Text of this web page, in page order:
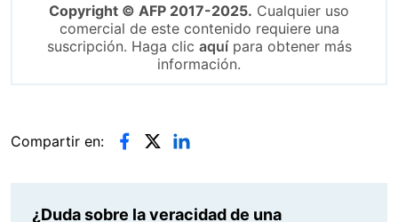
Copyright © AFP 2017-2025. Cualquier uso
comercial de este contenido requiere una
suscripción. Haga clic aquípara obtener más
información.
Compartir en:
¿Duda sobre la veracidad de una